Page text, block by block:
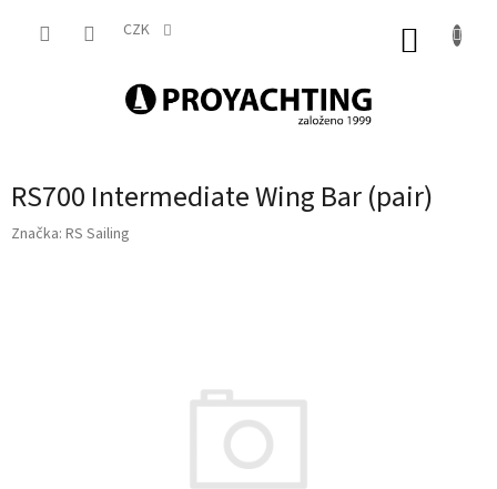
CZK
RS700 Intermediate Wing Bar (pair)
Značka: RS Sailing